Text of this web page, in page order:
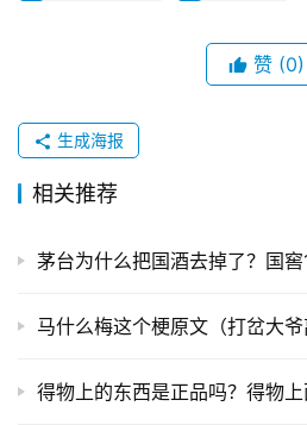
赞 (0)
生成海报
相关推荐
茅台为什么把国酒去掉了？国
马什么梅这个梗原文（打岔大爷
得物上的东西是正品吗？得物